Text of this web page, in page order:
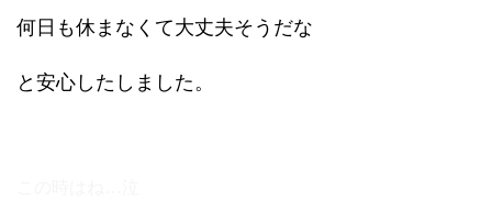
何日も休まなくて大丈夫そうだな
と安心したしました。